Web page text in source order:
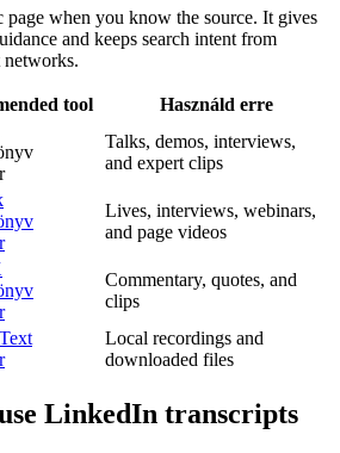
page when you know the source. It gives
and keeps search intent from
networks.
tool
Használd erre
Talks, demos, interviews,
and expert clips
Lives, interviews, webinars,
and page videos
Commentary, quotes, and
clips
Local recordings and
downloaded files
LinkedIn transcripts